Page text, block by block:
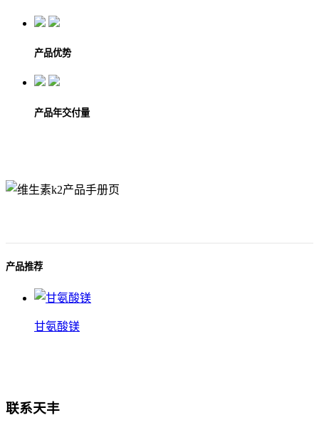
产品优势
产品年交付量
产品推荐
甘氨酸镁
联系天丰